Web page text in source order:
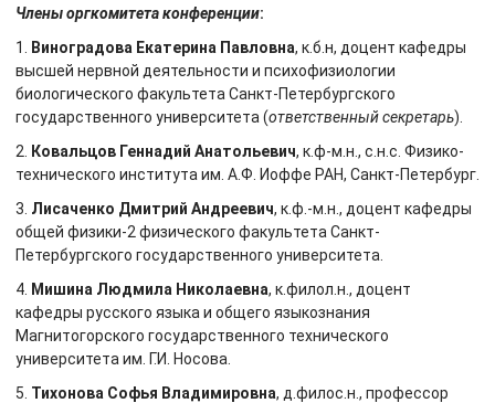
Члены оргкомитета конференции:
1.
Виноградова Екатерина Павловна, к.б.н, доцент кафедры
высшей нервной деятельности и психофизиологии
биологического факультета Санкт-Петербургского
государственного университета (ответственный секретарь).
2.
Ковальцов Геннадий Анатольевич, к.ф-м.н., с.н.с. Физико-
технического института им. А.Ф. Иоффе РАН, Санкт-Петербург.
3. Лисаченко Дмитрий Андреевич, к.ф.-м.н., доцент кафедры
общей физики-2 физического факультета Санкт-
Петербургского государственного университета.
4. Мишина Людмила Николаевна, к.филол.н., доцент
кафедры русского языка и общего языкознания
Магнитогорского государственного технического
университета им. Г.И. Носова.
5. Тихонова Софья Владимировна, д.филос.н., профессор